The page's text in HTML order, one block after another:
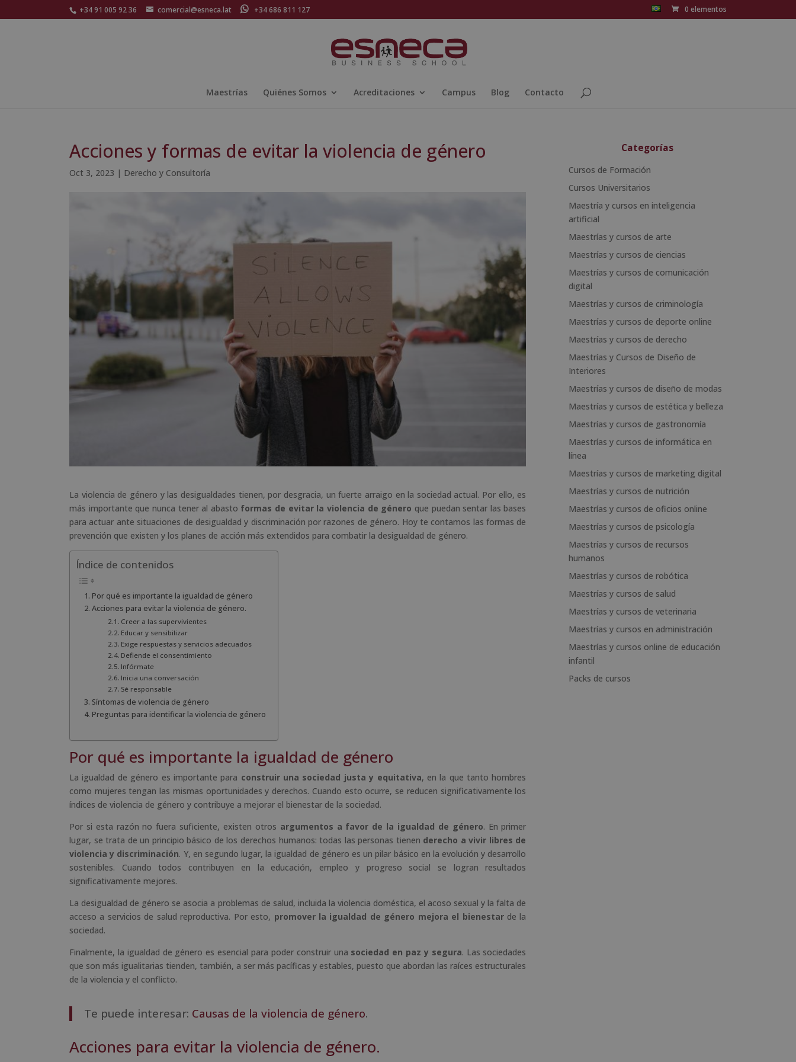
+34 91 005 92 36 comercial@esneca.lat +34 686 811 127 0 elementos
Maestrías Quiénes Somos Acreditaciones Campus Blog Contacto
Acciones y formas de evitar la violencia de género
Oct 3, 2023 | Derecho y Consultoría
La violencia de género y las desigualdades tienen, por desgracia, un fuerte arraigo en la sociedad actual. Por ello, es
más importante que nunca tener al abasto formas de evitar la violencia de género que puedan sentar las bases
para actuar ante situaciones de desigualdad y discriminación por razones de género. Hoy te contamos las formas de
prevención que existen y los planes de acción más extendidos para combatir la desigualdad de género.
Índice de contenidos
Por qué es importante la igualdad de género
Acciones para evitar la violencia de género.
Creer a las supervivientes
Educar y sensibilizar
Exige respuestas y servicios adecuados
Defiende el consentimiento
Infórmate
Inicia una conversación
Sé responsable
Síntomas de violencia de género
Preguntas para identificar la violencia de género
Por qué es importante la igualdad de género
La igualdad de género es importante para construir una sociedad justa y equitativa, en la que tanto hombres
como mujeres tengan las mismas oportunidades y derechos. Cuando esto ocurre, se reducen significativamente los
índices de violencia de género y contribuye a mejorar el bienestar de la sociedad.
Por si esta razón no fuera suficiente, existen otros argumentos a favor de la igualdad de género. En primer
lugar, se trata de un principio básico de los derechos humanos: todas las personas tienen derecho a vivir libres de
violencia y discriminación. Y, en segundo lugar, la igualdad de género es un pilar básico en la evolución y desarrollo
sostenibles. Cuando todos contribuyen en la educación, empleo y progreso social se logran resultados
significativamente mejores.
La desigualdad de género se asocia a problemas de salud, incluida la violencia doméstica, el acoso sexual y la falta de
acceso a servicios de salud reproductiva. Por esto, promover la igualdad de género mejora el bienestarde la
sociedad.
Finalmente, la igualdad de género es esencial para poder construir una sociedad en paz y segura. Las sociedades
que son más igualitarias tienden, también, a ser más pacíficas y estables, puesto que abordan las raíces estructurales
de la violencia y el conflicto.
Te puede interesar: Causas de la violencia de género.
Acciones para evitar la violencia de género.
Categorías
Cursos de Formación
Cursos Universitarios
Maestría y cursos en inteligencia
artificial
Maestrías y cursos de arte
Maestrías y cursos de ciencias
Maestrías y cursos de comunicación
digital
Maestrías y cursos de criminología
Maestrías y cursos de deporte online
Maestrías y cursos de derecho
Maestrías y Cursos de Diseño de
Interiores
Maestrías y cursos de diseño de modas
Maestrías y cursos de estética y belleza
Maestrías y cursos de gastronomía
Maestrías y cursos de informática en
línea
Maestrías y cursos de marketing digital
Maestrías y cursos de nutrición
Maestrías y cursos de oficios online
Maestrías y cursos de psicología
Maestrías y cursos de recursos
humanos
Maestrías y cursos de robótica
Maestrías y cursos de salud
Maestrías y cursos de veterinaria
Maestrías y cursos en administración
Maestrías y cursos online de educación
infantil
Packs de cursos